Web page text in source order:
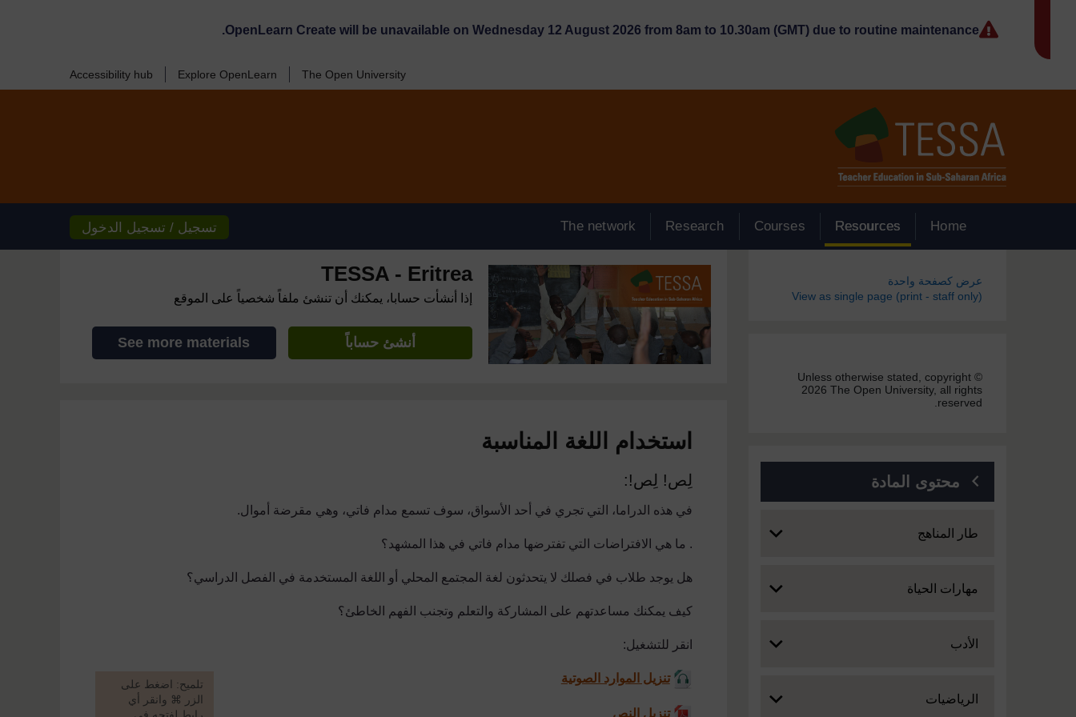
OpenLearn Create will be unavailable on Wednesday 12 August 2026 from 8am to 10.30am (GMT) due to routine maintenance.
The Open University
Explore OpenLearn
Accessibility hub
Home
Resources
Courses
Research
The network تسجيل / تسجيل الدخول
الكتل
عرض كصفحة واحدة
View as single page (print - staff only)
Unless otherwise stated, copyright ©
2026 The Open University, all rights
reserved.
محتوى المادة
Expand
طار المناهج
Expand
مهارات الحياة
Expand
الأدب
Expand
الرياضيات
TESSA - Eritrea
إذا أنشأت حسابا، يمكنك أن تنشئ ملفاً شخصياً على الموقع
أنشئ حساباً See more materials
استخدام اللغة المناسبة
لِص! لِص!:
في هذه الدراما، التي تجري في أحد الأسواق، سوف تسمع مدام فاتي، وهي مقرضة أموال.
. ما هي الافتراضات التي تفترضها مدام فاتي في هذا المشهد؟
هل يوجد طلاب في فصلك لا يتحدثون لغة المجتمع المحلي أو اللغة المستخدمة في الفصل الدراسي؟
كيف يمكنك مساعدتهم على المشاركة والتعلم وتجنب الفهم الخاطئ؟
انقر للتشغيل:
تنزيل الموارد الصوتية [تلميح: اضغط على
الزر ⌘ وانقر أي
تنزيل النص